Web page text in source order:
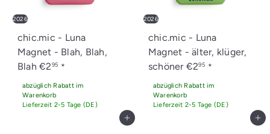
2026
chic.mic - Luna
Magnet - Blah, Blah,
Blah€295 *
abzüglich Rabatt im
Warenkorb
Lieferzeit 2-5 Tage (DE)
2026
chic.mic - Luna
Magnet - älter, klüger,
schöner €295 *
abzüglich Rabatt im
Warenkorb
Lieferzeit 2-5 Tage (DE)
In den Einkaufswagen legen In den Einkaufswagen legen